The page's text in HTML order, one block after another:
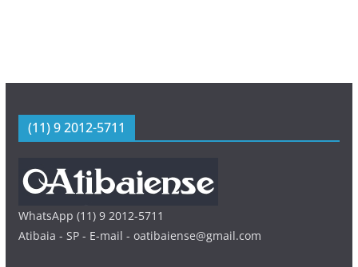
(11) 9 2012-5711
WhatsApp (11) 9 2012-5711
Atibaia - SP - E-mail - oatibaiense@gmail.com